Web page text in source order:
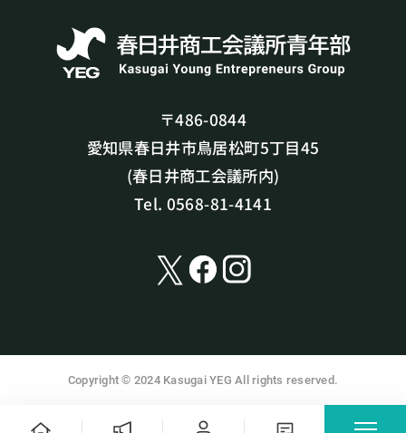
〒486-0844
愛知県春日井市鳥居松町5丁目45
(春日井商工会議所内)
Tel. 0568-81-4141
Copyright © 2024 Kasugai YEG All rights reserved.